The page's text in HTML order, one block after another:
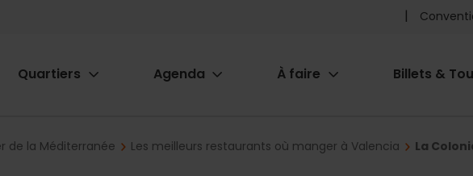
Pre
Quartiers Agenda À faire Billets &
de la Méditerranée Les meilleurs restaurants où manger à Valencia La